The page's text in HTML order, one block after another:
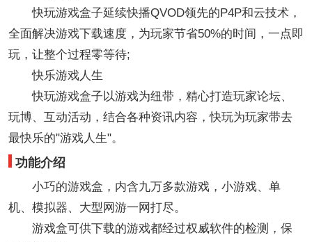
快玩游戏盒子延续快播QVOD领先的P4P和云技术，
全面解决游戏下载速度，为玩家节省50%的时间，一点即
玩，让整个过程零等待;
快乐游戏人生
快玩游戏盒子以游戏为纽带，精心打造玩家论坛、
玩博、互动活动，结合各种资讯内容，快玩为玩家带去
最快乐的"游戏人生"。
功能介绍
小巧的游戏盒，内含九万多款游戏，小游戏、单
机、模拟器、大型网游一网打尽。
游戏盒可供下载的游戏都经过权威软件的检测，保